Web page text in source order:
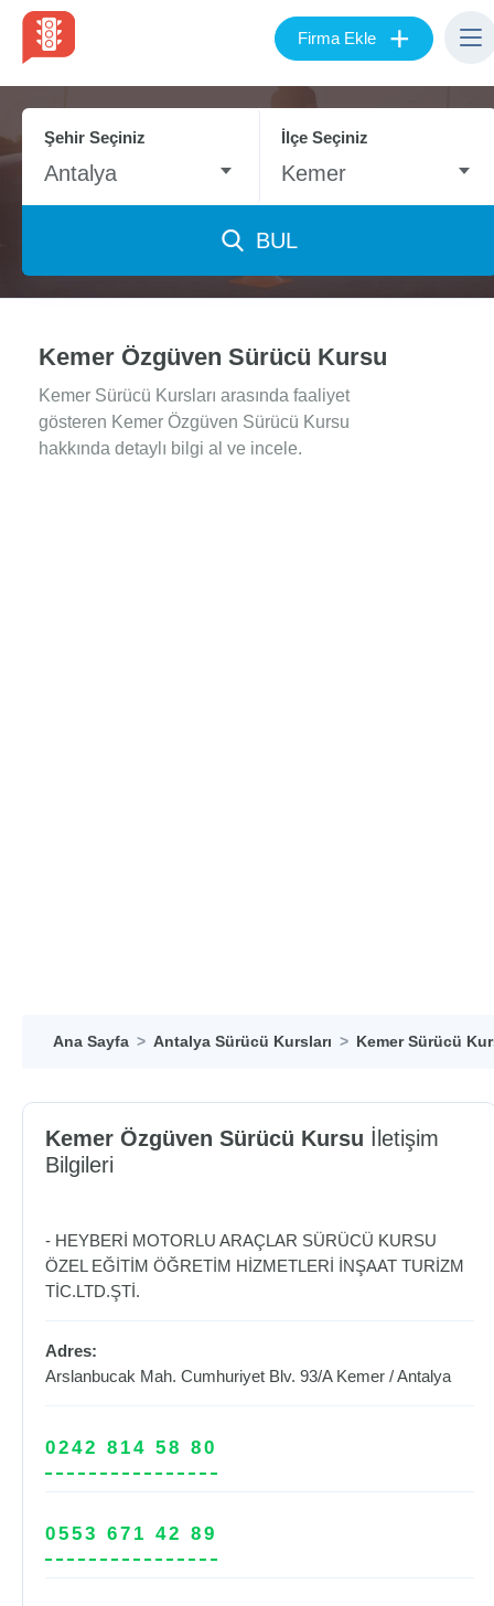
Firma Ekle +
Şehir Seçiniz
Antalya
İlçe Seçiniz
Kemer
BUL
Kemer Özgüven Sürücü Kursu
Kemer Sürücü Kursları arasında faaliyet
gösteren Kemer Özgüven Sürücü Kursu
hakkında detaylı bilgi al ve incele.
Ana Sayfa Antalya Sürücü Kursları Kemer Sürücü
Kemer Özgüven Sürücü Kursu İletişim
Bilgileri
- HEYBERİ MOTORLU ARAÇLAR SÜRÜCÜ KURSU
ÖZEL EĞİTİM ÖĞRETİM HİZMETLERİ İNŞAAT TURİZM
TİC.LTD.ŞTİ.
Adres:
Arslanbucak Mah. Cumhuriyet Blv. 93/A Kemer /Antalya
0242 814 58 80
0553 671 42 89